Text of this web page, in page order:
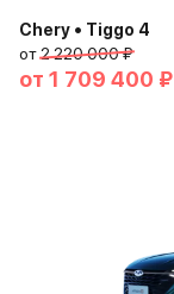
Chery • Tiggo 4
от2 220 000 ₽
от 1 709 400 ₽